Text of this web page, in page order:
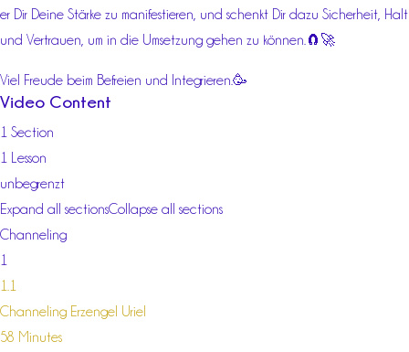
er Dir Deine Stärke zu manifestieren, und schenkt Dir dazu Sicherheit, Halt
und Vertrauen, um in die Umsetzung gehen zu können.🧲🚀
Viel Freude beim Befreien und Integrieren.🥳
Video Content
1 Section
1 Lesson
unbegrenzt
Expand all sectionsCollapse all sections
Channeling
1
1.1
Channeling Erzengel Uriel
58 Minutes